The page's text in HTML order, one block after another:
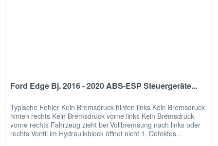
Ford Edge Bj. 2016 - 2020 ABS-ESP Steuergeräte...
Typische Fehler Kein Bremsdruck hinten links Kein Bremsdruck
hinten rechts Kein Bremsdruck vorne links Kein Bremsdruck
vorne rechts Fahrzeug zieht bei Vollbremsung nach links oder
rechts Ventil im Hydraulikblock öffnet nicht 1. Defektes...